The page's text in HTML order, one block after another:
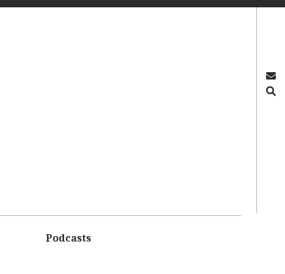
Podcasts